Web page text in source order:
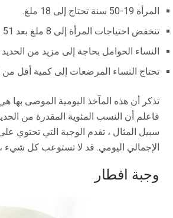
المرأة 19-50 سنة تحتاج إلى 18 ملغ.
تنخفض احتياجات المرأة إلى 8 ملغ بعد 51 سنة.
النساء الحوامل بحاجة إلى مزيد من الحديد —
تحتاج النساء المرضعات إلى كمية أقل من
تذكر أن هذه المآخذ اليومية الموصى بها
الإجمالي اليومي. قد لا تستوعب كل شيء ،
وجبة افطار